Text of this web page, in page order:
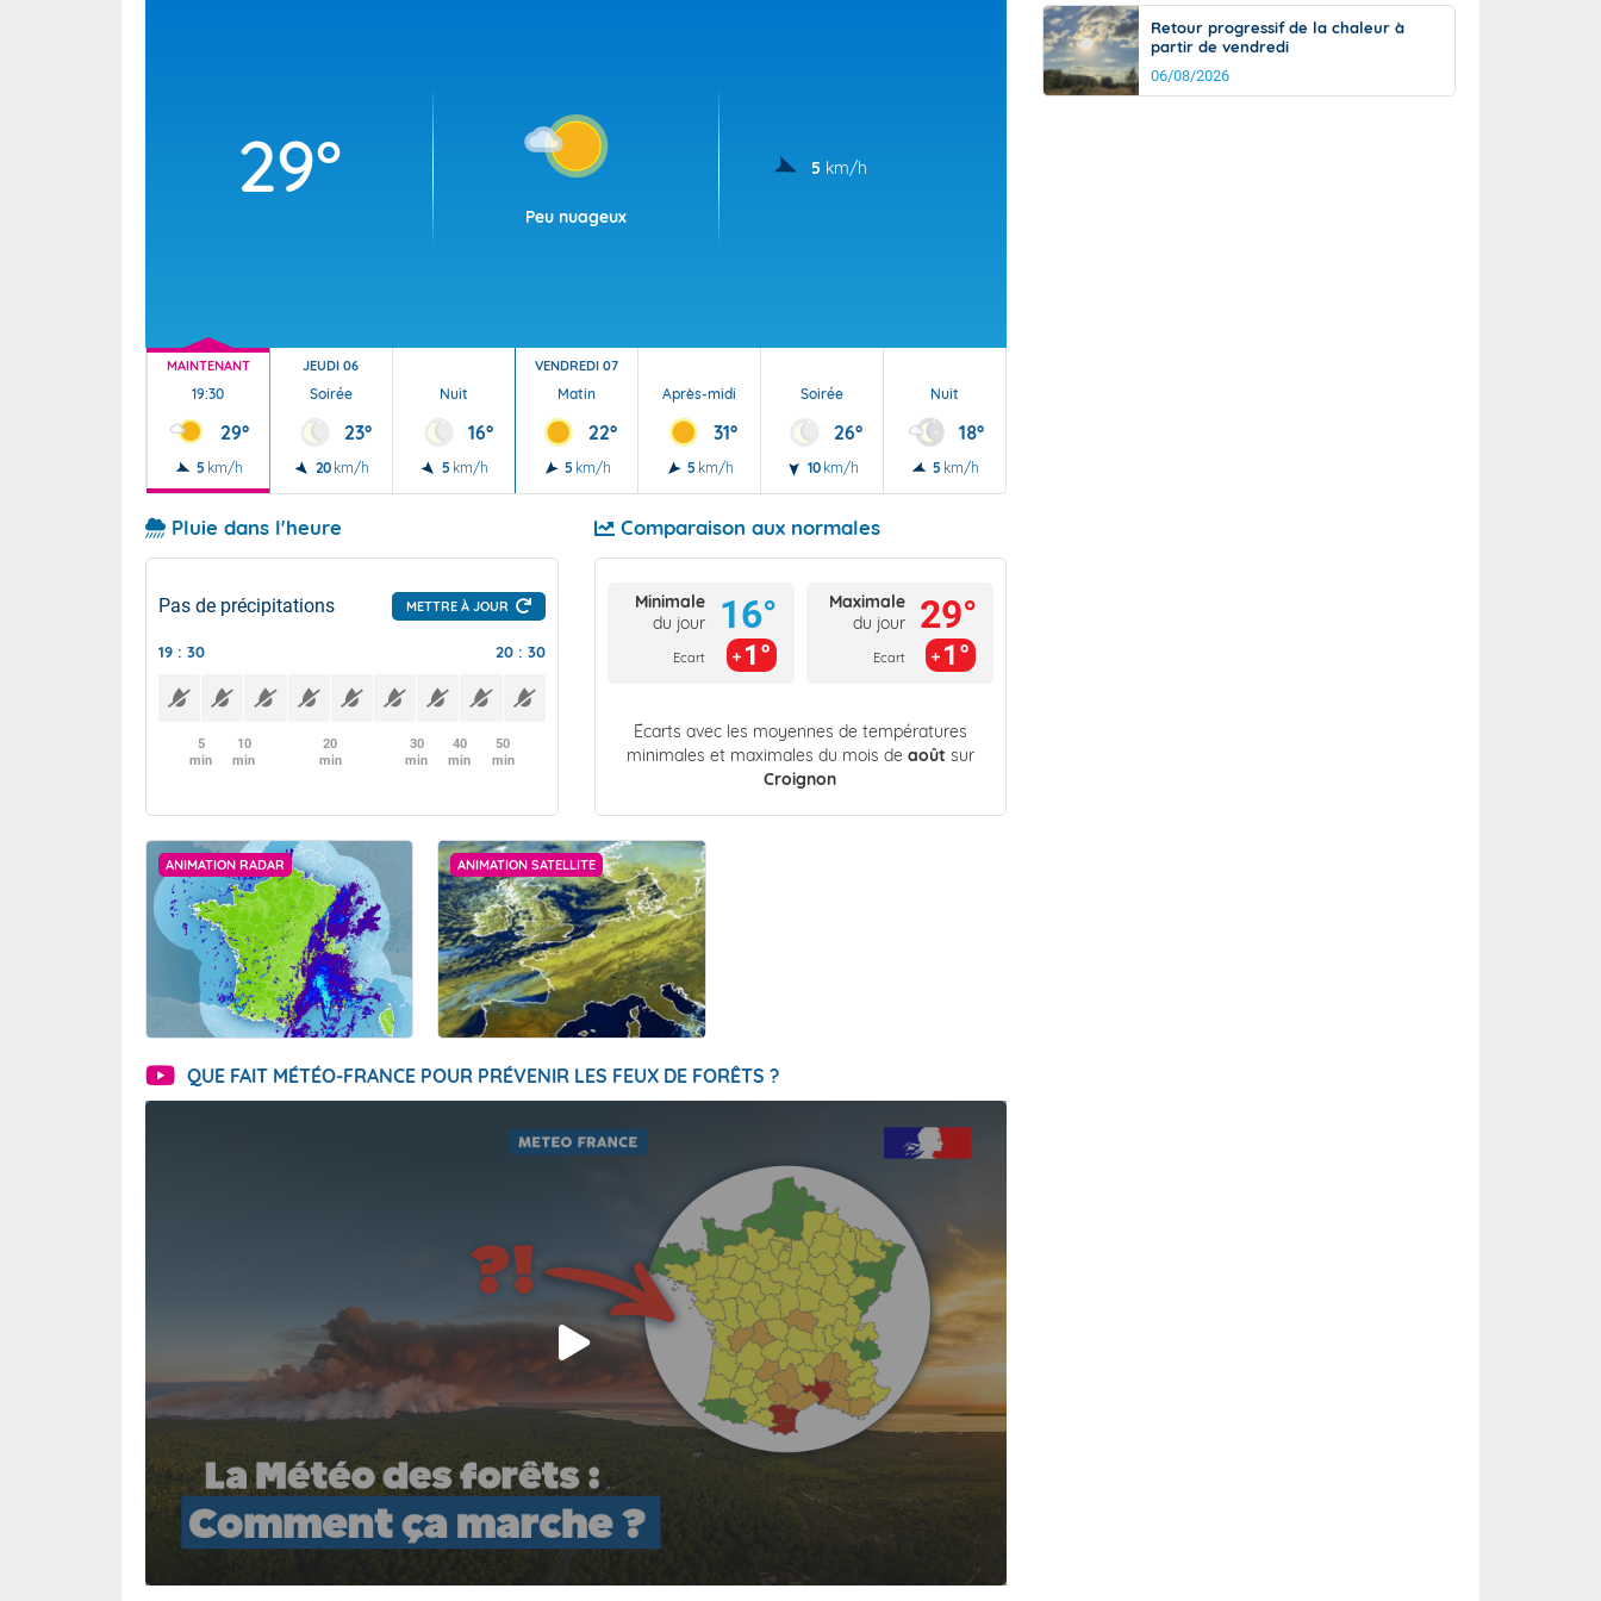
29°
Peu nuageux
5 km/h
MAINTENANT
19:30
29°
5 km/h
JEUDI 06
Soirée
23°
20 km/h
Nuit
16°
5 km/h
VENDREDI 07
Matin
22°
5 km/h
Après-midi
31°
5 km/h
Soirée
26°
10 km/h
Nuit
18°
5 km/h
Pluie dans l'heure
Pas de précipitations METTRE À JOUR
19 : 30 20 : 30
5
min
10
min
20
min
30
min
40
min
50
min
Comparaison aux normales
Minimale
du jour
Ecart
16°
1°
Maximale
du jour
Ecart
29°
1°
Écarts avec les moyennes de températures
minimales et maximales du mois de août sur
Croignon
ANIMATION RADAR ANIMATION SATELLITE
QUE FAIT MÉTÉO-FRANCE POUR PRÉVENIR LES FEUX DE FORÊTS ?
Retour progressif de la chaleur à
partir de vendredi
06/08/2026